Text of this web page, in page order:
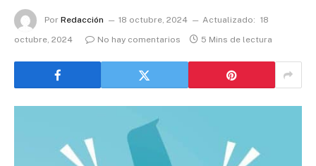
Por Redacción 18 octubre, 2024 Actualizado: 18
octubre, 2024
No hay comentarios 5 Mins de lectura